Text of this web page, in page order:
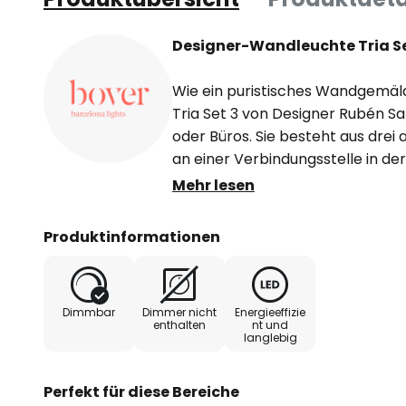
Designer-Wandleuchte Tria
Wie ein puristisches
Tria Set 3 von Designer Rubén
oder Büros. Sie besteht aus
an einer Verbindungsstelle in
verbunden sind. Die zwei
können bewegt und nach den
Licht und Schatten erzeugt. Die
Rückseite der Platten sind von
umgeben, der für eine warme
Wandleuchte sorgt.
- extern dimmbar (TRIAC)
Mehr lesen
Produktinformationen
Dimmbar
Dimmer nicht
enthalten
Energieeffizie
nt und
langlebig
Perfekt für diese Bereiche